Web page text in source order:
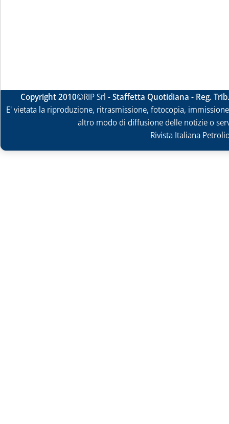
Copyright 2010©RIP Srl -Staffetta Quotidiana - Reg.
E' vietata la riproduzione, ritrasmissione, fotocopia,
altro modo di diffusione delle notizie o
Rivista Italiana